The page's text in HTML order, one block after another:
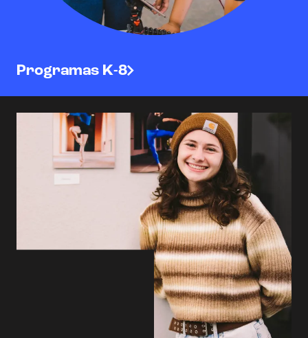
Programas K-8